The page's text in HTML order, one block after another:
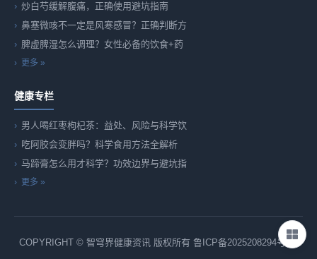
炒白芍缓解腹痛，正确使用避坑指南
鼻塞微咳不一定是风寒感冒？正确判断方
脾虚脾湿怎么调理？女性必备的饮食+药
更多 »
健康专栏
男人喝红枣枸杞茶：益处、风险与科学饮
吃阿胶会变胖吗？科学食用方法全解析
马蹄膏怎么用才科学？功效边界与避坑指
更多 »
COPYRIGHT © 智穹界健康资讯 版权所有 鲁ICP备2025208294号-82